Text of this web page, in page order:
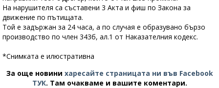
На нарушителя са съставени 3 Акта и фиш по Закона за
движение по пътищата.
Той е задържан за 24 часа, а по случая е образувано бързо
производство по член 343б, ал.1 от Наказателния кодекс.
*Снимката е илюстративна
За още новини харесайте страницата ни във Facebook
ТУК. Там очакваме и вашите коментари.